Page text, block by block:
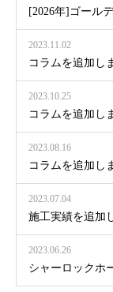
[2026年]ゴール
2023.11.02
コラムを追加し
2023.10.25
コラムを追加し
2023.08.16
コラムを追加し
2023.07.04
施工実績を追加
2023.06.26
シャーロックホ